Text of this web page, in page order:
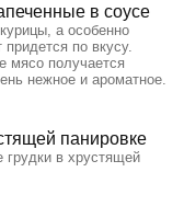
в соусе
а особенно
придется по вкусу.
мясо получается
нежное и ароматное.
панировке
грудки в хрустящей